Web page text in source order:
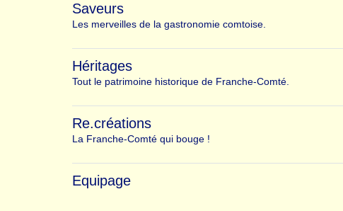
Saveurs
Les merveilles de la gastronomie comtoise.
Héritages
Tout le patrimoine historique de Franche-Comté.
Re.créations
La Franche-Comté qui bouge !
Equipage